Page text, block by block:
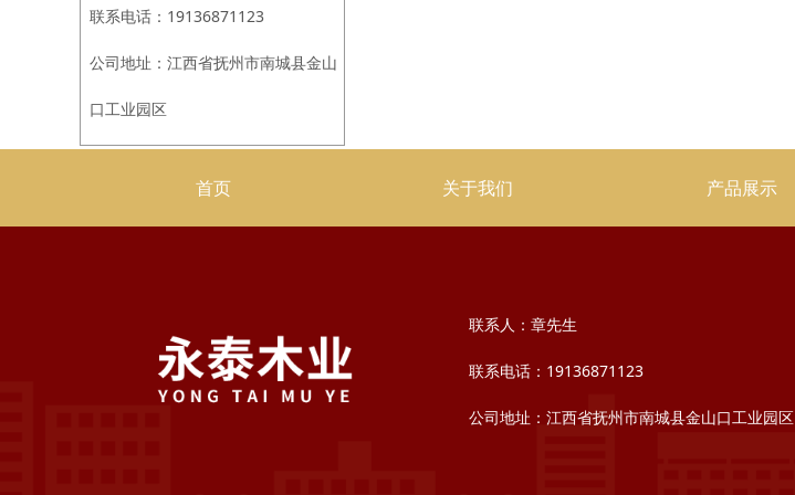
联系电话：19136871123
公司地址：江西省抚州市南城县金山
口工业园区
联系人：章先生
联系电话：19136871123
公司地址：江西省抚州市南城县金山口工业园区
首页 关于我们 产品展示